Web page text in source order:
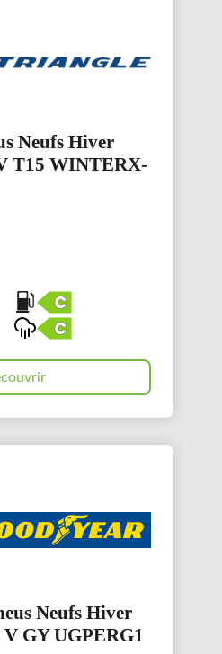
Neufs Hiver
T15 WINTERX-
Neufs Hiver
GY UGPERG1